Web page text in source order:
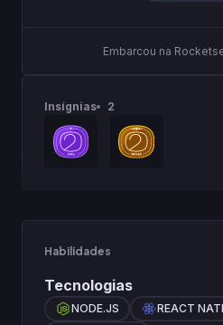
Embarcou na
Insígnias 2
Habilidades
Tecnologias
NODE.JS REACT